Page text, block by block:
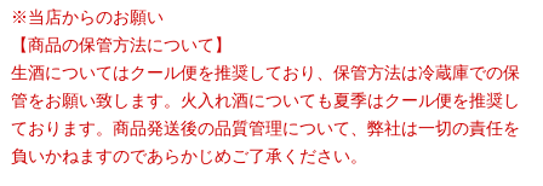
※当店からのお願い
【商品の保管方法について】
生酒についてはクール便を推奨しており、保管方法は冷蔵庫での保
管をお願い致します。火入れ酒についても夏季はクール便を推奨し
ております。商品発送後の品質管理について、弊社は一切の責任を
負いかねますのであらかじめご了承ください。